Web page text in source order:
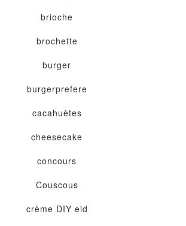
brioche
brochette
burger
burgerprefere
cacahuètes
cheesecake
concours
Couscous
crème DIY eid